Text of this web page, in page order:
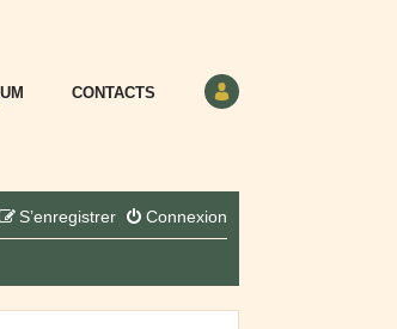
CONTACTS
Connexion
S’enregistrer